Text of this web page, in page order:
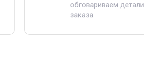
обговариваем детали
заказа